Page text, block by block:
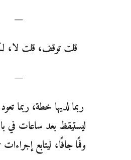
—
قلت توقف، قلت لا،
—
ربما لديها خطة، ربما
ليستيقظ بعد ساعات في
وفمًا جافًا، ليتابع